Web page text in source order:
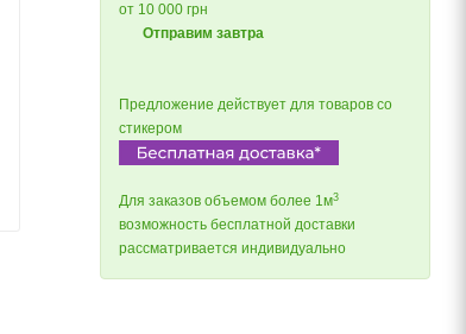
от 10 000 грн
Отправим завтра
Предложение действует для товаров со
стикером
Для заказов объемом более 1м3
возможность бесплатной доставки
рассматривается индивидуально